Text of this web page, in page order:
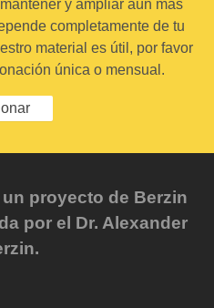
y ampliar aún más
completamente de tu
material es útil, por favor
única o mensual.
proyecto de Berzin
por el Dr. Alexander